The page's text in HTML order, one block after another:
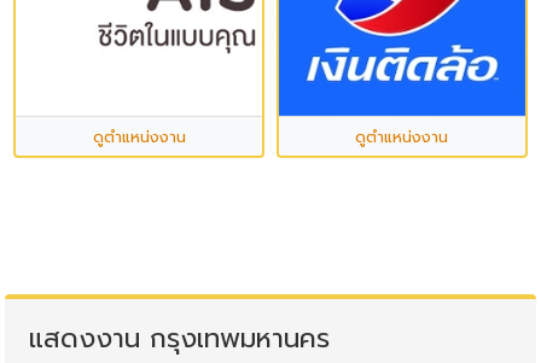
ดูตำแหน่งงาน ดูตำแหน่งงาน
แสดงงาน กรุงเทพมหานคร